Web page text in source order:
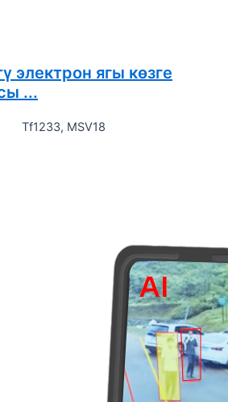
электрон ягы көзге
...
Tf1233, MSV18